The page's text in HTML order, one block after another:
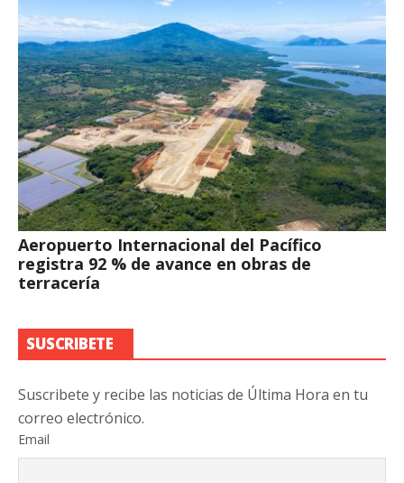
Aeropuerto Internacional del Pacífico
registra 92 % de avance en obras de
terracería
SUSCRIBETE
Suscribete y recibe las noticias de Última Hora en tu
correo electrónico.
Email